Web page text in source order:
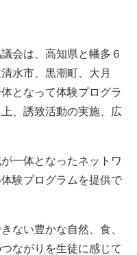
会は、高知県と幡多６
水市、黒潮町、大月
となって体験プログラ
、誘致活動の実施、広
一体となったネットワ
験プログラムを提供で
ない豊かな自然、食、
ながりを生徒に感じて